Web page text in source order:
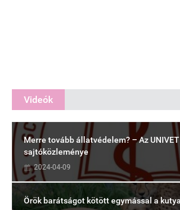
Videók
Merre tovább állatvédelem? – Az UNIVET
sajtóközleménye
2024-04-09
Örök barátságot kötött egymással a